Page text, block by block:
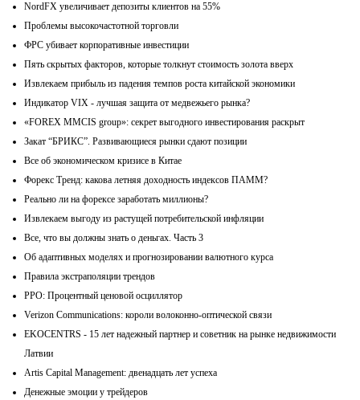
NordFX увеличивает депозиты клиентов на 55%
Проблемы высокочастотной торговли
ФРС убивает корпоративные инвестиции
Пять скрытых факторов, которые толкнут стоимость золота вверх
Извлекаем прибыль из падения темпов роста китайской экономики
Индикатор VIX - лучшая защита от медвежьего рынка?
«FOREX MMCIS group»: секрет выгодного инвестирования раскрыт
Закат “БРИКС”. Развивающиеся рынки сдают позиции
Все об экономическом кризисе в Китае
Форекс Тренд: какова летняя доходность индексов ПАММ?
Реально ли на форексе заработать миллионы?
Извлекаем выгоду из растущей потребительской инфляции
Все, что вы должны знать о деньгах. Часть 3
Об адаптивных моделях и прогнозировании валютного курса
Правила экстраполяции трендов
PPO: Процентный ценовой осциллятор
Verizon Communications: короли волоконно-оптической связи
EKOCENTRS - 15 лет надежный партнер и советник на рынке недвижимости
Латвии
Artis Capital Management: двенадцать лет успеха
Денежные эмоции у трейдеров